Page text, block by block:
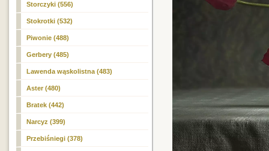
Storczyki (556)
Stokrotki (532)
Piwonie (488)
Gerbery (485)
Lawenda wąskolistna (483)
Aster (480)
Bratek (442)
Narcyz (399)
Przebiśniegi (378)